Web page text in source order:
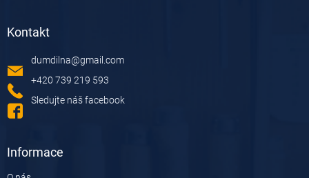
Kontakt
dumdilna@gmail.com
+420 739 219 593
Sledujte náš facebook
Informace